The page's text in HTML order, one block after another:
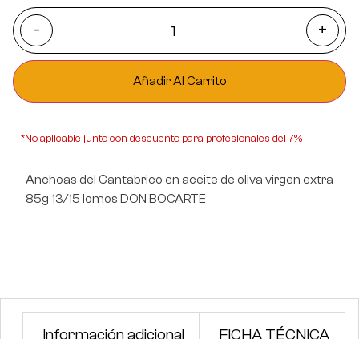
- +
Añadir Al Carrito
*No aplicable junto con descuento para profesionales del 7%
Anchoas del Cantabrico en aceite de oliva virgen extra
85g 13/15 lomos DON BOCARTE
Información adicional FICHA TÉCNICA